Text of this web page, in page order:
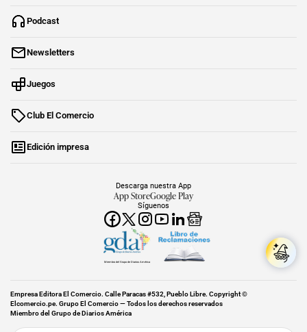
Podcast
Newsletters
Juegos
Club El Comercio
Edición impresa
Síguenos
Descarga nuestra App
App StoreGoogle Play
Miembro del Grupo de Diarios América
Empresa Editora El Comercio. Calle Paracas #532, Pueblo Libre. Copyright ©
Elcomercio.pe. Grupo El Comercio — Todos los derechos reservados
Miembro del Grupo de Diarios América